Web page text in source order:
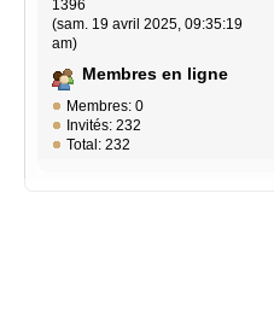
1396
(sam. 19 avril 2025, 09:35:19
am)
Membres en ligne
Membres: 0
Invités: 232
Total: 232